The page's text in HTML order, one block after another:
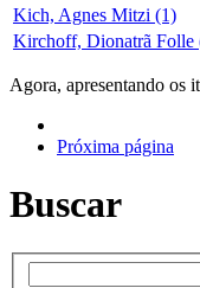
Kich, Agnes Mitzi (1)
Kirchoff, Dionatrã Folle
Agora, apresentando os
Próxima página
Buscar